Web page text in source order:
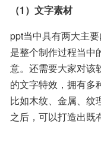
（1）文字素材
ppt当中具有两大主
是整个制作过程当中
意。还需要大家对该
的文字特效，拥有多
比如木纹、金属、纹
之后，可以打造出既